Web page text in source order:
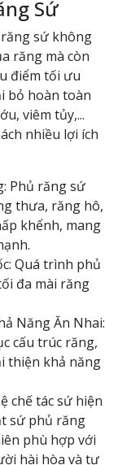
Sứ
sứ không
răng mà còn
điểm tối ưu
bỏ hoàn toàn
viêm tủy,...
nhiều lợi ích
Phủ răng sứ
thưa, răng hô,
khểnh, mang
Quá trình phủ
đa mài răng
Năng Ăn Nhai:
cấu trúc răng,
thiện khả năng
chế tác sứ hiện
sứ phủ răng
phù hợp với
hài hòa và tự